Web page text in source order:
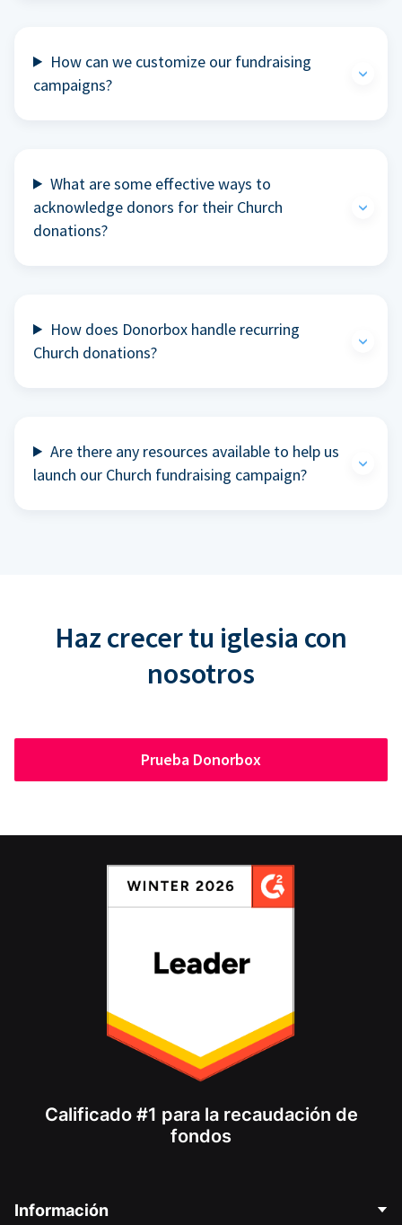
How can we customize our fundraising
campaigns?
What are some effective ways to
acknowledge donors for their Church
donations?
How does Donorbox handle recurring
Church donations?
Are there any resources available to help us
launch our Church fundraising campaign?
Haz crecer tu iglesia con
nosotros
Prueba Donorbox
Calificado #1 para la recaudación de
fondos
Información